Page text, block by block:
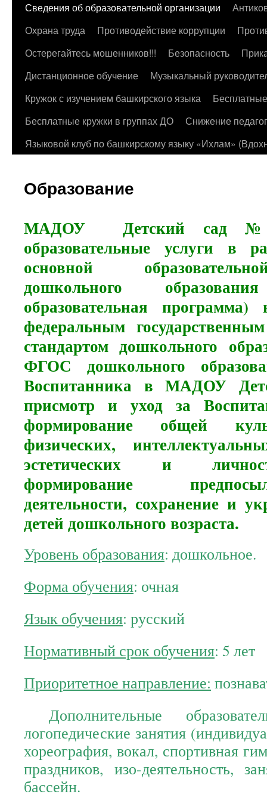
Перейти
содержимому
Сведения об образовательной организации
Охрана труда
Противодействие коррупции
Остерегайтесь мошенников!!!
Безопасность
Дистанционное обучение
Музыкальный
Кружок с изучением башкирского языка
Бесплатные кружки в группах ДО
Снижение
Языковой клуб по башкирскому языку «Ихлам»
Образование
МАДОУ Детский сад
образовательные услуги в
основной
дошкольного
образовательная
федеральным
стандартом дошкольного
ФГОС дошкольного
Воспитанника в МАДОУ
присмотр и уход за
формирование общей
физических,
эстетических и
формирование
деятельности, сохранение и
детей дошкольного возраста.
Уровень образования: дошкольное.
Форма обучения: очная
Язык обучения: русский
Нормативный срок обучения: 5 лет
Приоритетное направление:
Дополнительные
логопедические занятия
хореография, вокал, спортивная
праздников, изо-деятельность,
бассейн.